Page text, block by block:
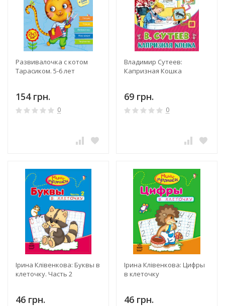
Развивалочка с котом
Тарасиком. 5-6 лет
154 грн.
0
Владимир Сутеев:
Капризная Кошка
69 грн.
0
Ірина Клівенкова: Буквы в
клеточку. Часть 2
46 грн.
Ірина Клівенкова: Цифры
в клеточку
46 грн.